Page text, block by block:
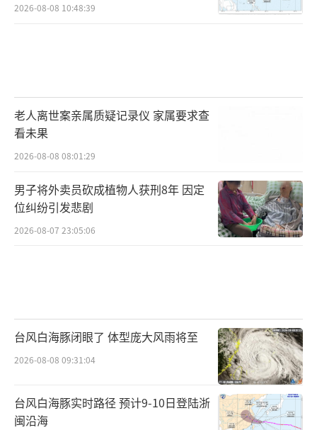
2026-08-08 10:48:39
老人离世案亲属质疑记录仪 家属要求查
看未果
2026-08-08 08:01:29
男子将外卖员砍成植物人获刑8年 因定
位纠纷引发悲剧
2026-08-07 23:05:06
台风白海豚闭眼了 体型庞大风雨将至
2026-08-08 09:31:04
台风白海豚实时路径 预计9-10日登陆浙
闽沿海